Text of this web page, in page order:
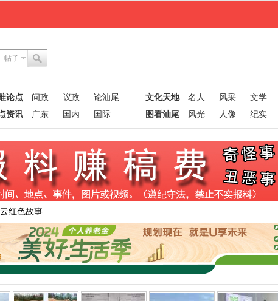
帖子
论点 问政 议政
论汕尾
资讯
广东 国内 国际
文化天地 名人 风采 文学
图看汕尾
风光 人像 纪实
红色故事